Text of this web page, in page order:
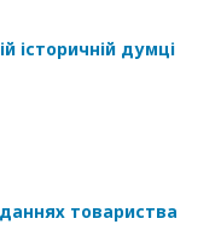
історичній думці
товариства